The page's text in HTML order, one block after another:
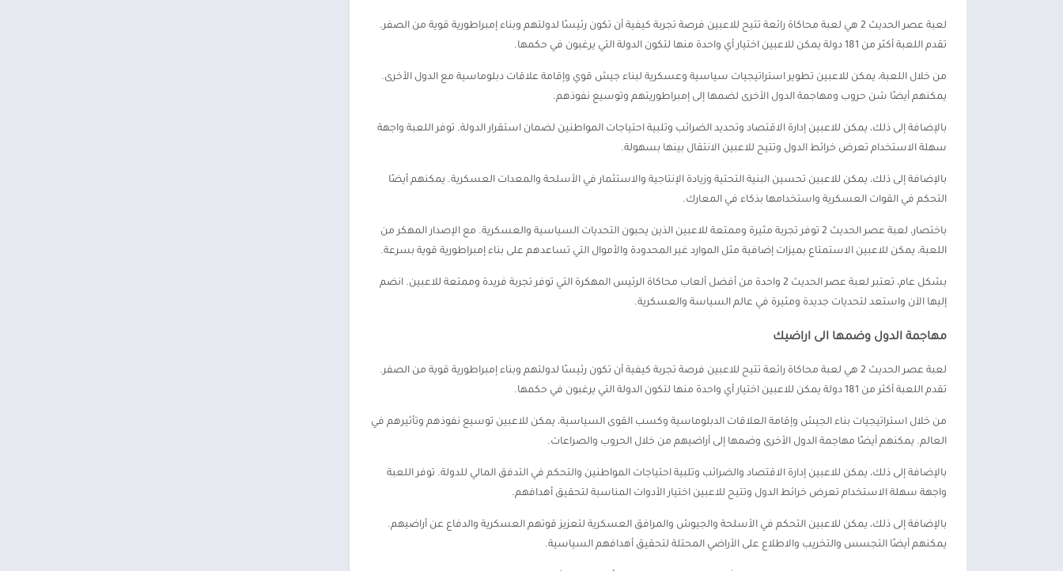
لعبة عصر الحديث 2 هي لعبة محاكاة رائعة تتيح للاعبين فرصة تجربة كيفية أن تكون رئيسًا لدولتهم وبناء إمبراطورية قوية من الصفر.
تقدم اللعبة أكثر من 181 دولة يمكن للاعبين اختيار أي واحدة منها لتكون الدولة التي يرغبون في حكمها.
من خلال اللعبة، يمكن للاعبين تطوير استراتيجيات سياسية وعسكرية لبناء جيش قوي وإقامة علاقات دبلوماسية مع الدول الأخرى.
يمكنهم أيضًا شن حروب ومهاجمة الدول الأخرى لضمها إلى إمبراطوريتهم وتوسيع نفوذهم.
بالإضافة إلى ذلك، يمكن للاعبين إدارة الاقتصاد وتحديد الضرائب وتلبية احتياجات المواطنين لضمان استقرار الدولة. توفر اللعبة واجهة
سهلة الاستخدام تعرض خرائط الدول وتتيح للاعبين الانتقال بينها بسهولة.
بالإضافة إلى ذلك، يمكن للاعبين تحسين البنية التحتية وزيادة الإنتاجية والاستثمار في الأسلحة والمعدات العسكرية. يمكنهم أيضًا
التحكم في القوات العسكرية واستخدامها بذكاء في المعارك.
باختصار، لعبة عصر الحديث 2 توفر تجربة مثيرة وممتعة للاعبين الذين يحبون التحديات السياسية والعسكرية. مع الإصدار المهكر من
اللعبة، يمكن للاعبين الاستمتاع بميزات إضافية مثل الموارد غير المحدودة والأموال التي تساعدهم على بناء إمبراطورية قوية بسرعة.
بشكل عام، تعتبر لعبة عصر الحديث 2 واحدة من أفضل ألعاب محاكاة الرئيس المهكرة التي توفر تجربة فريدة وممتعة للاعبين. انضم
إليها الآن واستعد لتحديات جديدة ومثيرة في عالم السياسة والعسكرية.
مهاجمة الدول وضمها الى اراضيك
لعبة عصر الحديث 2 هي لعبة محاكاة رائعة تتيح للاعبين فرصة تجربة كيفية أن تكون رئيسًا لدولتهم وبناء إمبراطورية قوية من الصفر.
تقدم اللعبة أكثر من 181 دولة يمكن للاعبين اختيار أي واحدة منها لتكون الدولة التي يرغبون في حكمها.
من خلال استراتيجيات بناء الجيش وإقامة العلاقات الدبلوماسية وكسب القوى السياسية، يمكن للاعبين توسيع نفوذهم وتأثيرهم في
العالم. يمكنهم أيضًا مهاجمة الدول الأخرى وضمها إلى أراضيهم من خلال الحروب والصراعات.
بالإضافة إلى ذلك، يمكن للاعبين إدارة الاقتصاد والضرائب وتلبية احتياجات المواطنين والتحكم في التدفق المالي للدولة. توفر اللعبة
واجهة سهلة الاستخدام تعرض خرائط الدول وتتيح للاعبين اختيار الأدوات المناسبة لتحقيق أهدافهم.
بالإضافة إلى ذلك، يمكن للاعبين التحكم في الأسلحة والجيوش والمرافق العسكرية لتعزيز قوتهم العسكرية والدفاع عن أراضيهم.
يمكنهم أيضًا التجسس والتخريب والاطلاع على الأراضي المحتلة لتحقيق أهدافهم السياسية.